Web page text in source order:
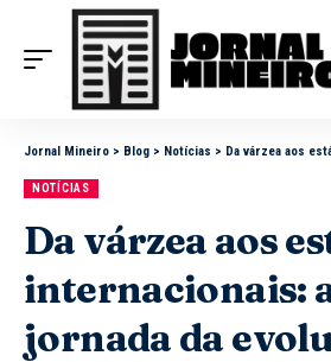
Jornal Mineiro > Blog > Notícias > Da várzea aos estádios
NOTÍCIAS
Da várzea aos
internacionais:
jornada da